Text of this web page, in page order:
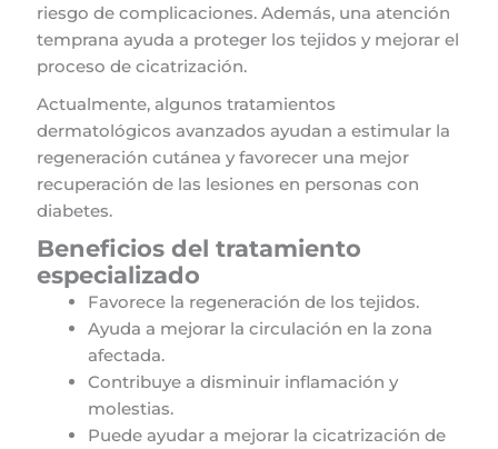
riesgo de complicaciones. Además, una atención
temprana ayuda a proteger los tejidos y mejorar el
proceso de cicatrización.
Actualmente, algunos tratamientos
dermatológicos avanzados ayudan a estimular la
regeneración cutánea y favorecer una mejor
recuperación de las lesiones en personas con
diabetes.
Beneficios del tratamiento
especializado
Favorece la regeneración de los tejidos.
Ayuda a mejorar la circulación en la zona
afectada.
Contribuye a disminuir inflamación y
molestias.
Puede ayudar a mejorar la cicatrización de